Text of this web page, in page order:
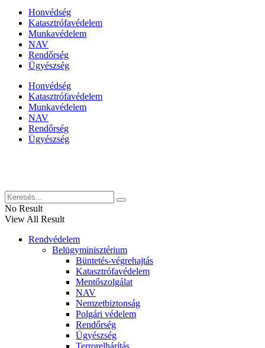
Honvédség
Katasztrófavédelem
Munkavédelem
NAV
Rendőrség
Ügyészség
Honvédség
Katasztrófavédelem
Munkavédelem
NAV
Rendőrség
Ügyészség
No Result
View All Result
Rendvédelem
Belügyminisztérium
Büntetés-végrehajtás
Katasztrófavédelem
Mentőszolgálat
NAV
Nemzetbiztonság
Polgári védelem
Rendőrség
Ügyészség
Terrorelhárítás